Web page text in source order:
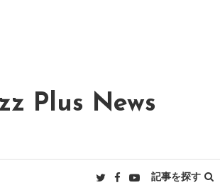
Plus News
記事を探す